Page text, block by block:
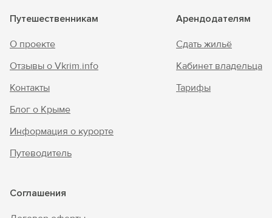
Путешественникам
О проекте
Отзывы о Vkrim.info
Контакты
Блог о Крыме
Информация о курорте
Путеводитель
Арендодателям
Сдать жильё
Кабинет владельца
Тарифы
Соглашения